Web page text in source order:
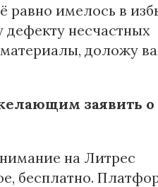
равно имелось в
несчастных
доложу
заявить о
на Литрес
бесплатно.